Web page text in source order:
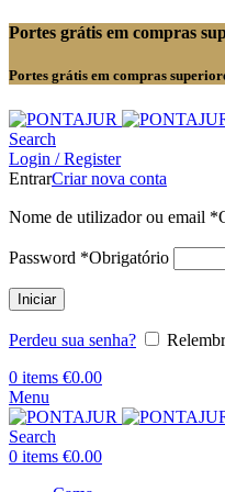
Portes grátis em compras
Portes grátis em compras
Search
Login / Register
EntrarCriar nova conta
Nome de utilizador ou email *
Password *Obrigatório
Iniciar
Perdeu sua senha?
0 items €0.00
Menu
Search
0 items €0.00